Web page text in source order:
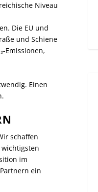
Niveau
Die EU und
und Schiene
Emissionen,
Einen
schaffen
im
ein